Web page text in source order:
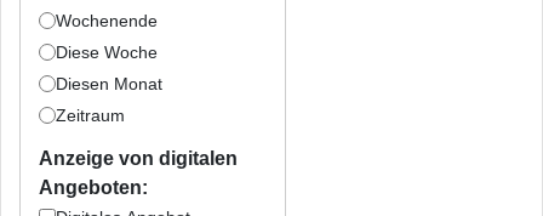
Wochenende
Diese Woche
Diesen Monat
Zeitraum
Anzeige von digitalen
Angeboten: